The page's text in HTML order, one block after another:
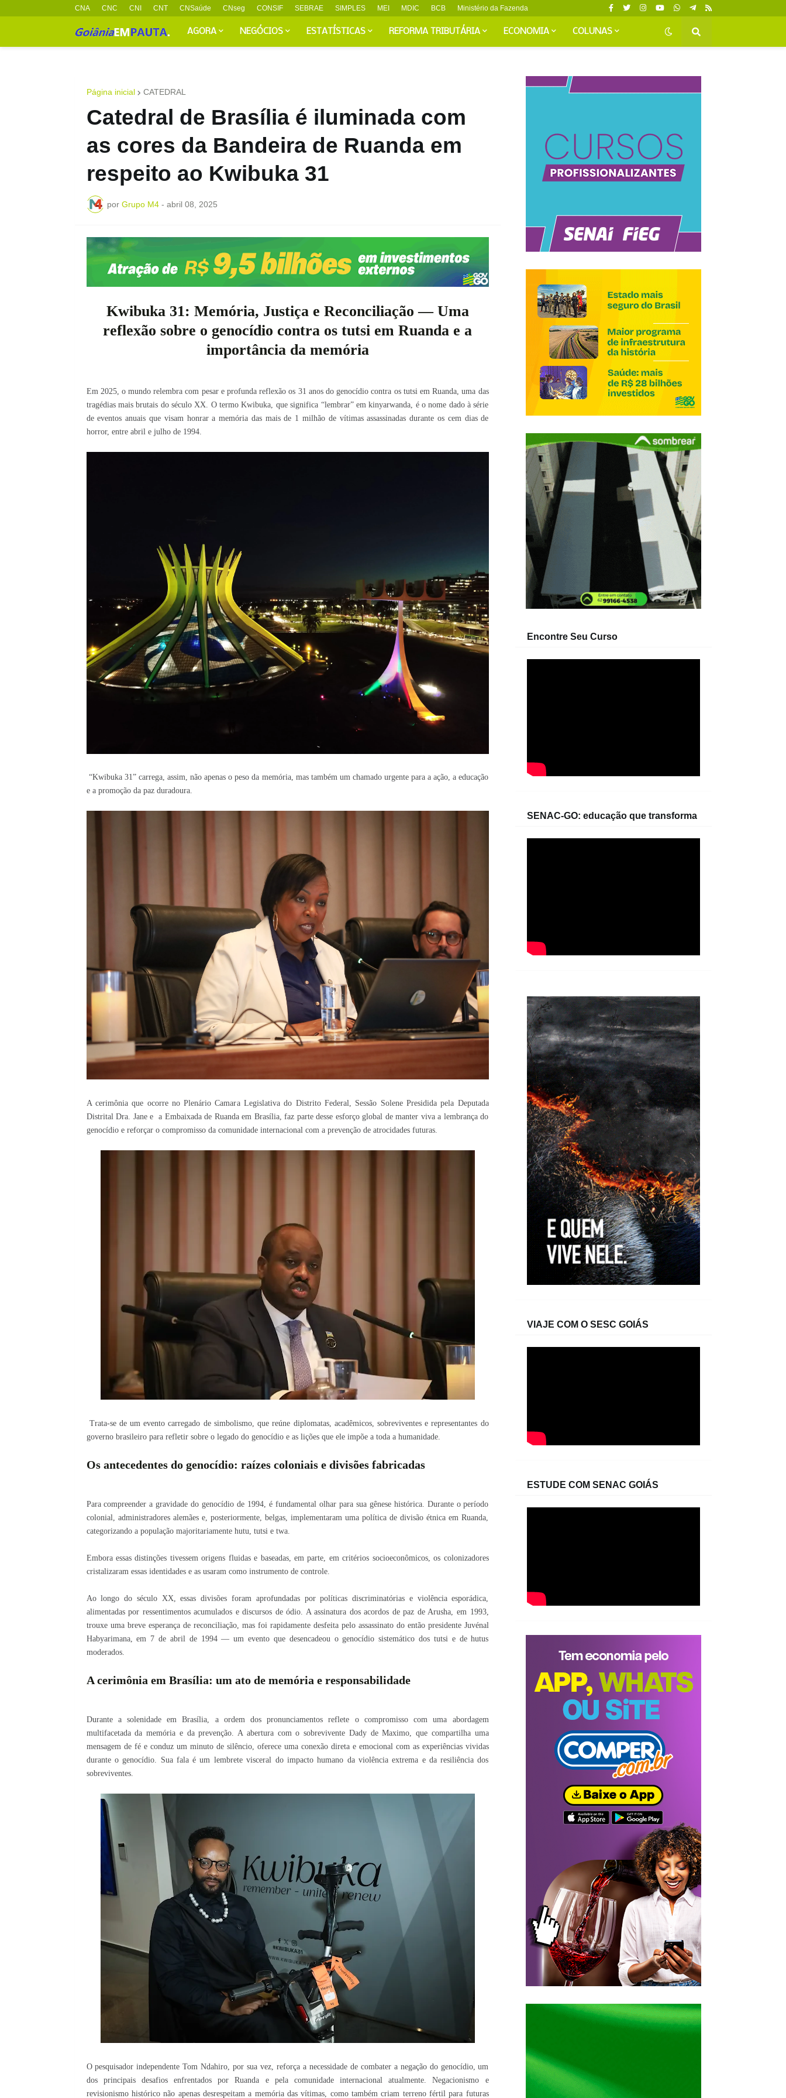
CNA CNC CNI CNT CNSaúde CNseg CONSIF SEBRAE SIMPLES MEI MDIC BCB Ministério da Fazenda
AGORA NEGÓCIOS ESTATÍSTICAS REFORMA TRIBUTÁRIA ECONOMIA COLUNAS
Página inicial CATEDRAL
Catedral de Brasília é iluminada com
as cores da Bandeira de Ruanda em
respeito ao Kwibuka 31
por Grupo M4 - abril 08, 2025
Kwibuka 31: Memória, Justiça e Reconciliação — Uma
reflexão sobre o genocídio contra os tutsi em Ruanda e a
importância da memória
Em 2025, o mundo relembra com pesar e profunda reflexão os 31 anos do genocídio contra os tutsi em Ruanda, uma das
tragédias mais brutais do século XX. O termo Kwibuka, que significa “lembrar” em kinyarwanda, é o nome dado à série
de eventos anuais que visam honrar a memória das mais de 1 milhão de vítimas assassinadas durante os cem dias de
horror, entre abril e julho de 1994.
“Kwibuka 31” carrega, assim, não apenas o peso da memória, mas também um chamado urgente para a ação, a educação
e a promoção da paz duradoura.
A cerimônia que ocorre no Plenário Camara Legislativa do Distrito Federal, Sessão Solene Presidida pela Deputada
Distrital Dra. Jane e a Embaixada de Ruanda em Brasília, faz parte desse esforço global de manter viva a lembrança do
genocídio e reforçar o compromisso da comunidade internacional com a prevenção de atrocidades futuras.
Trata-se de um evento carregado de simbolismo, que reúne diplomatas, acadêmicos, sobreviventes e representantes do
governo brasileiro para refletir sobre o legado do genocídio e as lições que ele impõe a toda a humanidade.
Os antecedentes do genocídio: raízes coloniais e divisões fabricadas
Para compreender a gravidade do genocídio de 1994, é fundamental olhar para sua gênese histórica. Durante o período
colonial, administradores alemães e, posteriormente, belgas, implementaram uma política de divisão étnica em Ruanda,
categorizando a população majoritariamente hutu, tutsi e twa.
Embora essas distinções tivessem origens fluidas e baseadas, em parte, em critérios socioeconômicos, os colonizadores
cristalizaram essas identidades e as usaram como instrumento de controle.
Ao longo do século XX, essas divisões foram aprofundadas por políticas discriminatórias e violência esporádica,
alimentadas por ressentimentos acumulados e discursos de ódio. A assinatura dos acordos de paz de Arusha, em 1993,
trouxe uma breve esperança de reconciliação, mas foi rapidamente desfeita pelo assassinato do então presidente Juvénal
Habyarimana, em 7 de abril de 1994 — um evento que desencadeou o genocídio sistemático dos tutsi e de hutus
moderados.
A cerimônia em Brasília: um ato de memória e responsabilidade
Durante a solenidade em Brasília, a ordem dos pronunciamentos reflete o compromisso com uma abordagem
multifacetada da memória e da prevenção. A abertura com o sobrevivente Dady de Maximo, que compartilha uma
mensagem de fé e conduz um minuto de silêncio, oferece uma conexão direta e emocional com as experiências vividas
durante o genocídio. Sua fala é um lembrete visceral do impacto humano da violência extrema e da resiliência dos
sobreviventes.
O pesquisador independente Tom Ndahiro, por sua vez, reforça a necessidade de combater a negação do genocídio, um
dos principais desafios enfrentados por Ruanda e pela comunidade internacional atualmente. Negacionismo e
revisionismo histórico não apenas desrespeitam a memória das vítimas, como também criam terreno fértil para futuras
Encontre Seu Curso
SENAC-GO: educação que transforma
VIAJE COM O SESC GOIÁS
ESTUDE COM SENAC GOIÁS